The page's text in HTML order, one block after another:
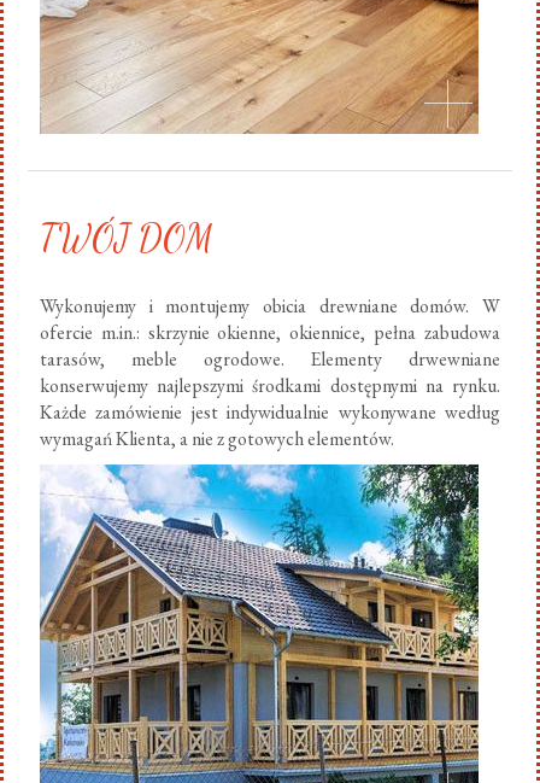
TWÓJ DOM
Wykonujemy i montujemy obicia drewniane domów. W
ofercie m.in.: skrzynie okienne, okiennice, pełna zabudowa
tarasów, meble ogrodowe. Elementy drwewniane
konserwujemy najlepszymi środkami dostępnymi na rynku.
Każde zamówienie jest indywidualnie wykonywane według
wymagań Klienta, a nie z gotowych elementów.